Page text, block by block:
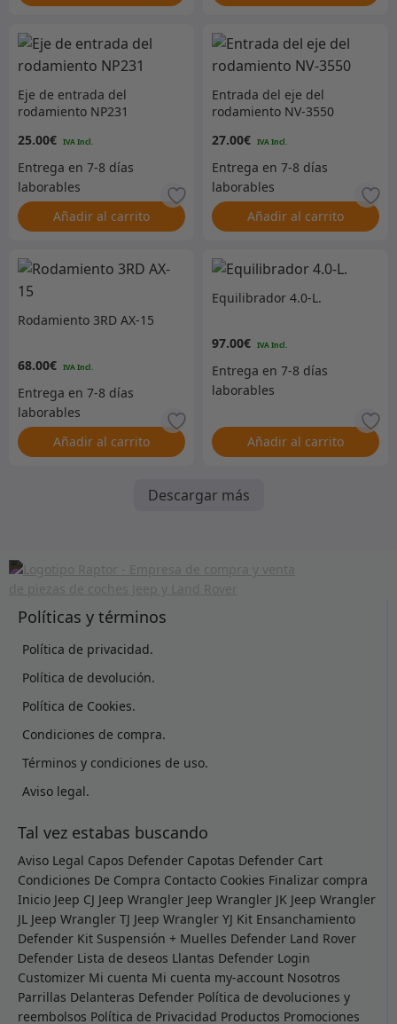
Eje de entrada del
rodamiento NP231
25.00€
Añadir al carrito
Entrada del eje del
rodamiento NV-3550
27.00€
Añadir al carrito
Rodamiento 3RD AX-15
68.00€
Añadir al carrito
Equilibrador 4.0-L.
97.00€
Añadir al carrito
Descargar más
Políticas y términos
Política de privacidad.
Política de devolución.
Política de Cookies.
Condiciones de compra.
Términos y condiciones de uso.
Aviso legal.
Tal vez estabas buscando
Aviso Legal Capos Defender Capotas Defender Cart
Condiciones De Compra Contacto Cookies Finalizar compra
Inicio Jeep CJ Jeep Wrangler Jeep Wrangler JK Jeep Wrangler
JL Jeep Wrangler TJ Jeep Wrangler YJ Kit Ensanchamiento
Defender Kit Suspensión + Muelles Defender Land Rover
Defender Lista de deseos Llantas Defender Login
Customizer Mi cuenta Mi cuenta my-account Nosotros
Parrillas Delanteras Defender Política de devoluciones y
reembolsos Política de Privacidad Productos Promociones